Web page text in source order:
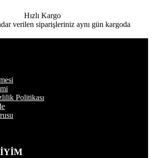
Hızlı Kargo
verilen siparişleriniz aynı gün kargoda
Politikası